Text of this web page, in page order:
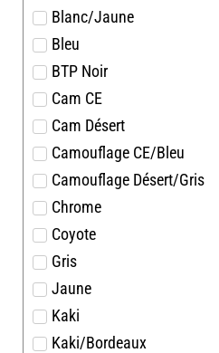
Blanc/Jaune
Bleu
BTP Noir
Cam CE
Cam Désert
Camouflage CE/Bleu
Camouflage Désert/Gris
Chrome
Coyote
Gris
Jaune
Kaki
Kaki/Bordeaux